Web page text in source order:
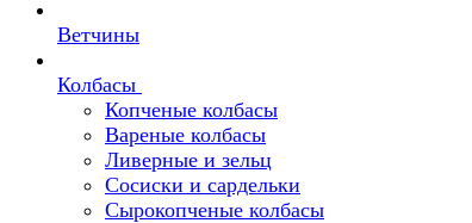
Ветчины
Колбасы
Копченые колбасы
Вареные колбасы
Ливерные и зельц
Сосиски и сардельки
Сырокопченые колбасы